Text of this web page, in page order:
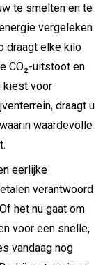
te smelten en te
vergeleken
draagt elke kilo
CO₂-uitstoot en
kiest voor
draagt u
waardevolle
eerlijke
verantwoord
het nu gaat om
voor een snelle,
vandaag nog